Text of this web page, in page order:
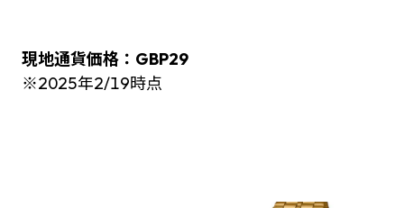
現地通貨価格：GBP29
※2025年2/19時点